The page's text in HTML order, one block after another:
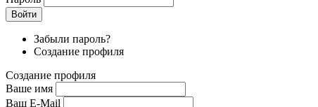
Войти
Забыли пароль?
Создание профиля
Создание профиля
Ваше имя
Ваш E-Mail